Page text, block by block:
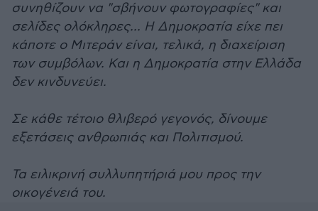
συνηθίζουν να "σβήνουν φωτογραφίες" και
σελίδες ολόκληρες... Η Δημοκρατία είχε πει
κάποτε ο Μιτεράν είναι, τελικά, η διαχείριση
των συμβόλων. Και η Δημοκρατία στην Ελλάδα
δεν κινδυνεύει.
Σε κάθε τέτοιο θλιβερό γεγονός, δίνουμε
εξετάσεις ανθρωπιάς και Πολιτισμού.
Τα ειλικρινή συλλυπητήριά μου προς την
οικογένειά του.